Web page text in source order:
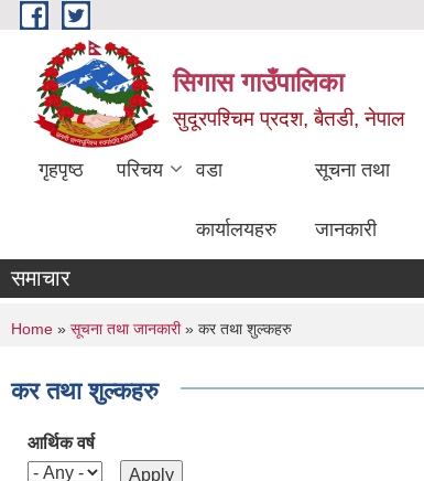
Skip to main content
सिगास गाउँपालिका
सुदूरपश्चिम प्रदश, बैतडी, नेपाल
गृहपृष्ठ परिचय वडा
कार्यालयहरु
सूचना तथा
जानकारी
समाचार
You are here
Home » सूचना तथा जानकारी» कर तथा शुल्कहरु
कर तथा शुल्कहरु
आर्थिक वर्ष